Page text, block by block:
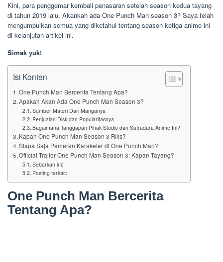
Kini, para penggemar kembali penasaran setelah season kedua tayang
di tahun 2019 lalu. Akankah ada One Punch Man season 3? Saya telah
mengumpulkan semua yang diketahui tentang season ketiga anime ini
di kelanjutan artikel ini.
Simak yuk!
Isi Konten
One Punch Man Bercerita Tentang Apa?
Apakah Akan Ada One Punch Man Season 3?
Sumber Materi Dari Manganya
Penjualan Disk dan Popularitasnya
Bagaimana Tanggapan Pihak Studio dan Sutradara Anime Ini?
Kapan One Punch Man Season 3 Rilis?
Siapa Saja Pemeran Karaketer di One Punch Man?
Official Trailer One Punch Man Season 3: Kapan Tayang?
Sebarkan ini:
Posting terkait:
One Punch Man Bercerita
Tentang Apa?